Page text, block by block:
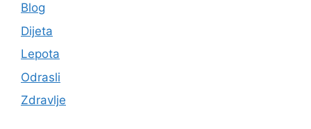
Blog
Dijeta
Lepota
Odrasli
Zdravlje